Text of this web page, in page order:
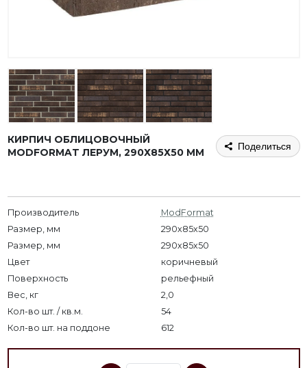
КИРПИЧ ОБЛИЦОВОЧНЫЙ
MODFORMAT ЛЕРУМ, 290Х85Х50 ММ
Поделиться
Производитель
ModFormat
Размер, мм
290x85x50
Размер, мм
290х85х50
Цвет
коричневый
Поверхность
рельефный
Вес, кг
2,0
Кол-во шт. / кв.м.
54
Кол-во шт. на поддоне
612